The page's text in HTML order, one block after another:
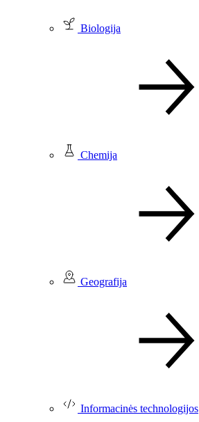
Biologija
Chemija
Geografija
Informacinės technologijos